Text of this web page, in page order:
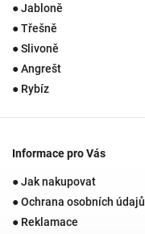
● Jabloně
● Třešně
● Slivoně
● Angrešt
● Rybíz
Informace pro Vás
● Jak nakupovat
● Ochrana osobních údajů
● Reklamace